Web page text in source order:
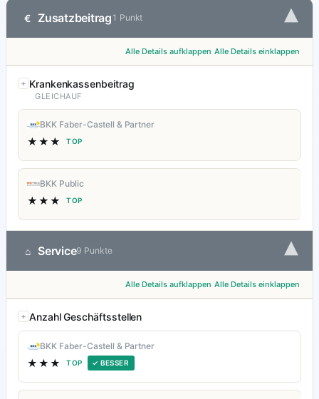
€ Zusatzbeitrag 1 Punkt ▾
Alle Details aufklappen Alle Details einklappen
Krankenkassenbeitrag
GLEICHAUF
BKK Faber-Castell & Partner
★★★ TOP
BKK Public
★★★ TOP
⌂ Service9 Punkte ▾
Alle Details aufklappen Alle Details einklappen
Anzahl Geschäftsstellen
BKK Faber-Castell & Partner
★★★ TOP ✓ BESSER